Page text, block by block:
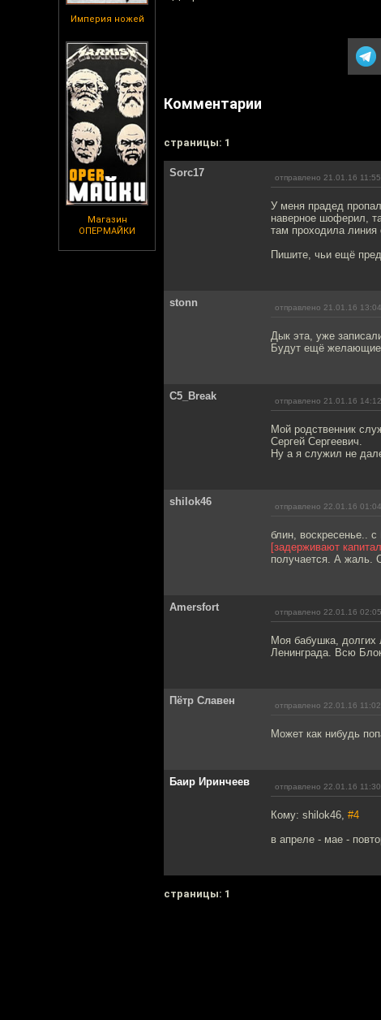
Империя ножей
Магазин
ОПЕРМАЙКИ
Комментарии
cтраницы: 1
Sorc17 отправлено 21.01.16 11:55
У меня прадед
наверное шоферил,
там проходила линия
Пишите, чьи ещё
stonn отправлено 21.01.16 13:04
Дык эта, уже
Будут ещё
C5_Break отправлено 21.01.16 14:12
Мой родственник
Сергей Сергеевич.
Ну а я служил не
shilok46 отправлено 22.01.16 01:04
блин, воскресенье..
[задерживают
получается. А жаль.
Amersfort отправлено 22.01.16 02:05
Моя бабушка, долгих
Ленинграда. Всю
Пётр Славен отправлено 22.01.16 11:02
Может как нибудь
Баир Иринчеев отправлено 22.01.16 11:30
Кому: shilok46, #4
в апреле - мае -
cтраницы: 1